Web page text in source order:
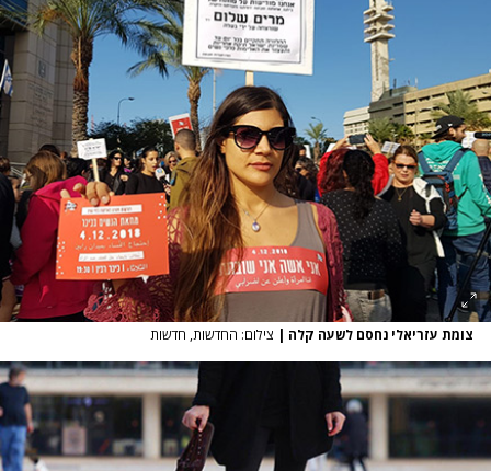
צומת עזריאלי נחסם לשעה קלה | צילום: החדשות, חדשות